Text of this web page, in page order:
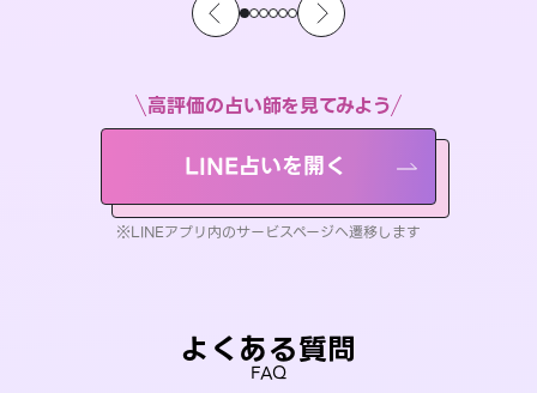
高評価の占い師を見てみよう
LINE占いを開く
※LINEアプリ内のサービスページへ遷移します
よくある質問
FAQ